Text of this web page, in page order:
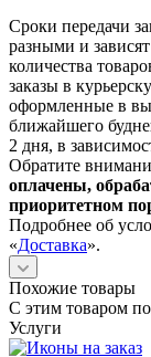
Сроки передачи
разными и
количества
заказы в
оформленные в
ближайшего
2 дня, в
Обратите
оплачены,
приоритетном
Подробнее об
«Доставка».
Похожие товары
С этим товаром
Услуги